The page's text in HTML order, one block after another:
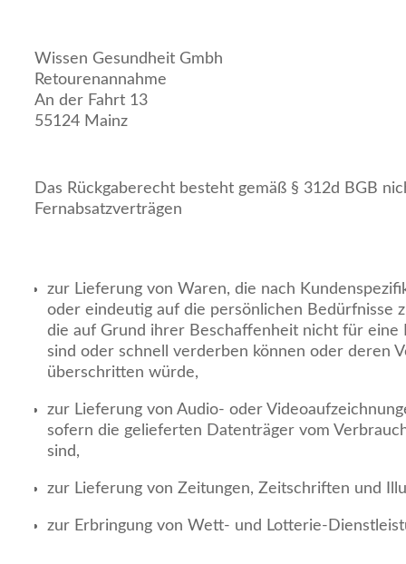
Wissen Gesundheit Gmbh
Retourenannahme
An der Fahrt 13
55124 Mainz
Das Rückgaberecht besteht gemäß § 312d BGB
Fernabsatzverträgen
zur Lieferung von Waren, die nach
oder eindeutig auf die persönlichen Bedürfnisse
die auf Grund ihrer Beschaffenheit nicht für eine
sind oder schnell verderben können oder deren
überschritten würde,
zur Lieferung von Audio- oder
sofern die gelieferten Datenträger vom
sind,
zur Lieferung von Zeitungen, Zeitschriften und
zur Erbringung von Wett- und Lotterie-